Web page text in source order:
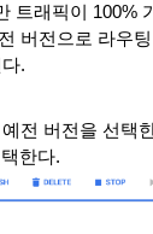
트래픽이 100%
버전으로 라우
.
전 버전을 선택
한다.